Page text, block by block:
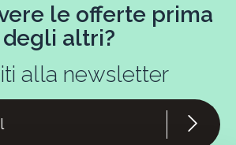
le offerte prima
degli altri?
alla newsletter